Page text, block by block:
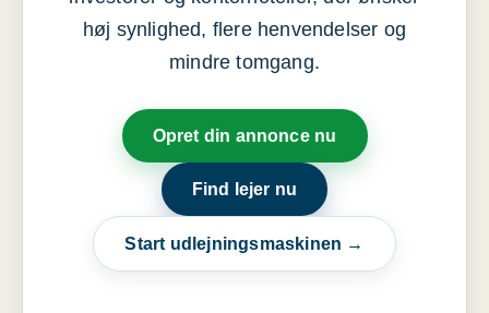
høj synlighed, flere henvendelser og
mindre tomgang.
Opret din annonce nu
Find lejer nu
Start udlejningsmaskinen →